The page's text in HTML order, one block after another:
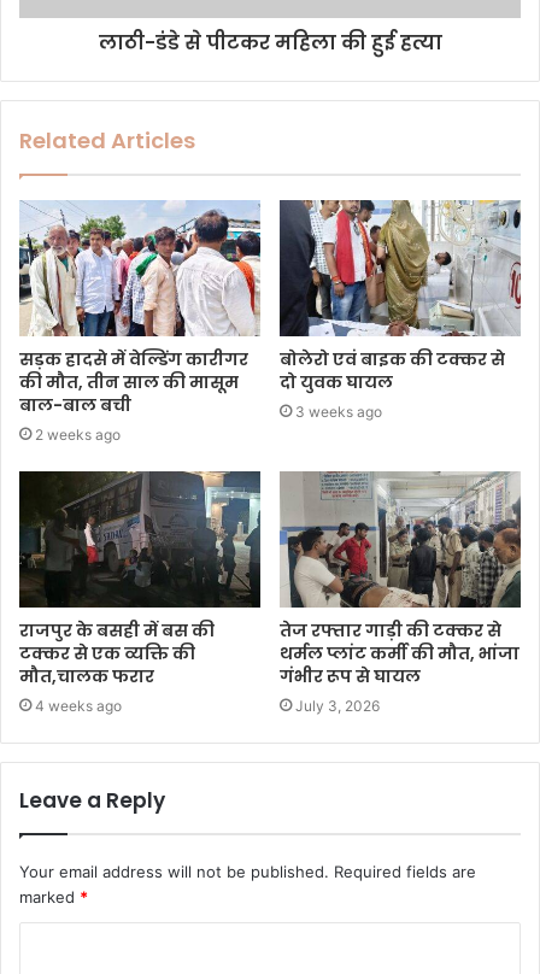
लाठी-डंडे से पीटकर महिला की हुई हत्या
Related Articles
सड़क हादसे में वेल्डिंग कारीगर
की मौत, तीन साल की मासूम
बाल-बाल बची
2 weeks ago
बोलेरो एवं बाइक की टक्कर से
दो युवक घायल
3 weeks ago
राजपुर के बसही में बस की
टक्कर से एक व्यक्ति की
मौत,चालक फरार
4 weeks ago
तेज रफ्तार गाड़ी की टक्कर से
थर्मल प्लांट कर्मी की मौत, भांजा
गंभीर रूप से घायल
July 3, 2026
Leave a Reply
Your email address will not be published. Required fields are
marked *